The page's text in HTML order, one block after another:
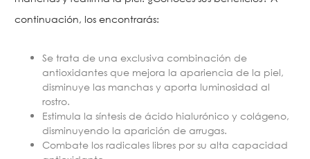
continuación, los encontrarás:
Se trata de una exclusiva combinación de
antioxidantes que mejora la apariencia de la piel,
disminuye las manchas y aporta luminosidad al
rostro.
Estimula la síntesis de ácido hialurónico y colágeno,
disminuyendo la aparición de arrugas.
Combate los radicales libres por su alta capacidad